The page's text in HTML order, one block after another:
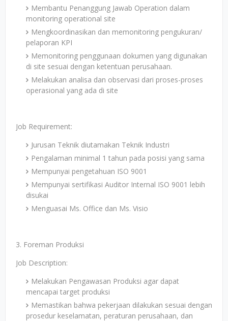
Membantu Penanggung Jawab Operation dalam
monitoring operational site
Mengkoordinasikan dan memonitoring pengukuran/
pelaporan KPI
Memonitoring penggunaan dokumen yang digunakan
di site sesuai dengan ketentuan perusahaan.
Melakukan analisa dan observasi dari proses-proses
operasional yang ada di site
Job Requirement:
Jurusan Teknik diutamakan Teknik Industri
Pengalaman minimal 1 tahun pada posisi yang sama
Mempunyai pengetahuan ISO 9001
Mempunyai sertifikasi Auditor Internal ISO 9001 lebih
disukai
Menguasai Ms. Office dan Ms. Visio
3. Foreman Produksi
Job Description:
Melakukan Pengawasan Produksi agar dapat
mencapai target produksi
Memastikan bahwa pekerjaan dilakukan sesuai dengan
prosedur keselamatan, peraturan perusahaan, dan